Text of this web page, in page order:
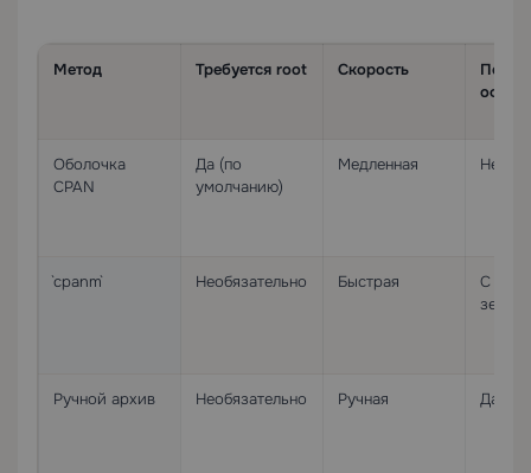
Метод Требуется root Скорость
Оболочка
CPAN
Да (по
умолчанию)
Медленная Нет
`cpanm` Необязательно Быстрая
С
Ручной архив Необязательно Ручная Да